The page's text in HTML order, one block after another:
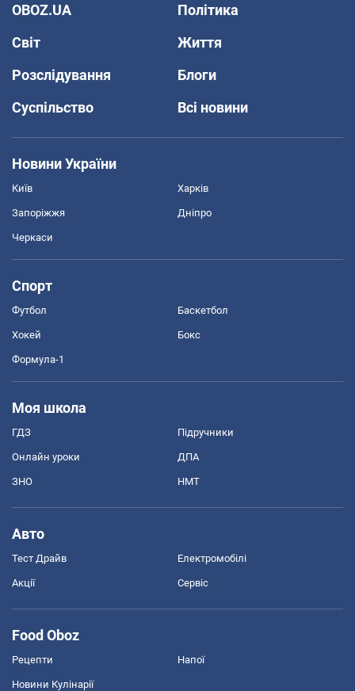
OBOZ.UA
Політика
Світ
Життя
Розслідування
Блоги
Суспільство
Всі новини
Новини України
Київ Харків
Запоріжжя Дніпро
Черкаси
Спорт
Футбол Баскетбол
Хокей Бокс
Формула-1
Моя школа
ГДЗ Підручники
Онлайн уроки ДПА
ЗНО НМТ
Авто
Тест Драйв Електромобілі
Акції Сервіс
Food Oboz
Рецепти Напої
Новини Кулінарії